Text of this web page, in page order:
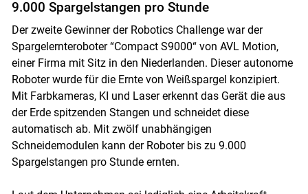
9.000 Spargelstangen pro Stunde
Der zweite Gewinner der Robotics Challenge war der
Spargelernteroboter “Compact S9000“ von AVL Motion,
einer Firma mit Sitz in den Niederlanden. Dieser autonome
Roboter wurde für die Ernte von Weißspargel konzipiert.
Mit Farbkameras, KI und Laser erkennt das Gerät die aus
der Erde spitzenden Stangen und schneidet diese
automatisch ab. Mit zwölf unabhängigen
Schneidemodulen kann der Roboter bis zu 9.000
Spargelstangen pro Stunde ernten.